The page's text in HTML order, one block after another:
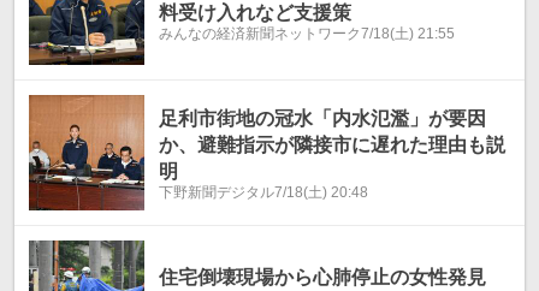
料受け入れなど支援策
みんなの経済新聞ネットワーク7/18(土) 21:55
足利市街地の冠水「内水氾濫」が要因
か、避難指示が隣接市に遅れた理由も説
明
下野新聞デジタル7/18(土) 20:48
住宅倒壊現場から心肺停止の女性発見